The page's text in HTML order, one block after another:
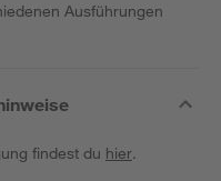
Ausführungen
findest du hier.